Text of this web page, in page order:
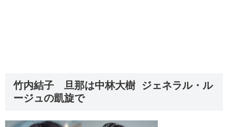
竹内結子 旦那は中林大樹 ジェネラル・ル
ージュの凱旋で